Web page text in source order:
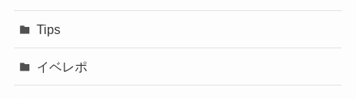
Tips
イベレポ